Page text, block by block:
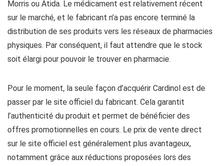
Morris ou Atida. Le médicament est relativement récent
sur le marché, et le fabricant n’a pas encore terminé la
distribution de ses produits vers les réseaux de pharmacies
physiques. Par conséquent, il faut attendre que le stock
soit élargi pour pouvoir le trouver en pharmacie.
Pour le moment, la seule façon d’acquérir Cardinol est de
passer par le site officiel du fabricant. Cela garantit
l’authenticité du produit et permet de bénéficier des
offres promotionnelles en cours. Le prix de vente direct
sur le site officiel est généralement plus avantageux,
notamment grâce aux réductions proposées lors des